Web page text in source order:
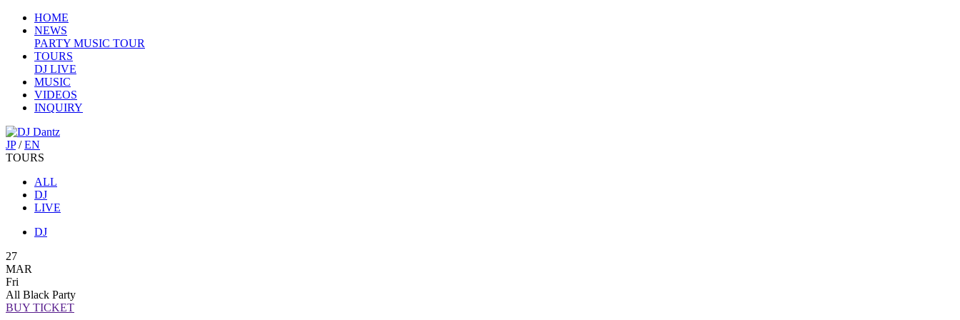
HOME
NEWS
PARTY MUSIC TOUR
TOURS
DJ LIVE
MUSIC
VIDEOS
INQUIRY
JP/EN
TOURS
ALL
DJ
LIVE
DJ
27
MAR
Fri
All Black Party
BUY TICKET